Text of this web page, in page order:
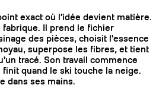
BÂTONS
exact où l'idée devient matière.
Il prend le fichier
des pièces, choisit l'essence
superpose les fibres, et tient
tracé. Son travail commence
quand le ski touche la neige.
dans ses mains.